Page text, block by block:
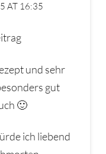
AT 16:35
und sehr
gut
🙂
ich liebend